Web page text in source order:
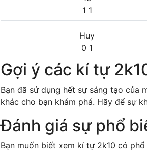
1 1
Huy
0 1
Gợi ý các kí tự
Bạn đã sử dụng hết sự sáng tạo
khác cho bạn khám phá. Hãy để sự
Đánh giá sự phổ
Bạn muốn biết xem kí tự 2k10 có